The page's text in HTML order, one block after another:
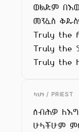
ወልድም
መንፈስ
Truly the
Truly the
Truly the
ካህን / PRIEST
ሰብሕዎ
ሁላችሁም